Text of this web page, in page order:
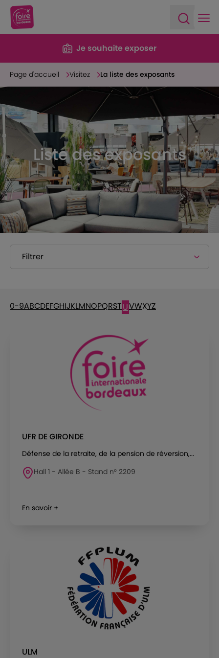
Je souhaite exposer
Page d'accueil Visitez La liste des exposants
Liste des exposants
Filtrer
0-9ABCDEFGHIJKLMNOPQRSTUVWXYZ
UFR DE GIRONDE
Défense de la retraite, de la pension de réversion,...
Hall 1 - Allée B - Stand n° 2209
En savoir +
ULM